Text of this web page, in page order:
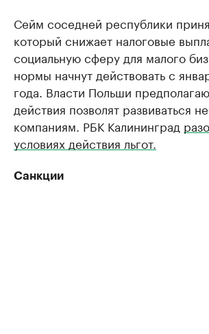
Сейм соседней республики
который снижает налоговые
социальную сферу для малого
нормы начнут действовать с
года. Власти Польши
действия позволят развиваться
компаниям. РБК Калининград
условиях действия льгот.
Санкции